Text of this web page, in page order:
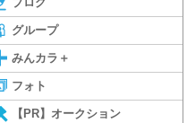
グループ
みんカラ＋
フォト
【PR】オークション